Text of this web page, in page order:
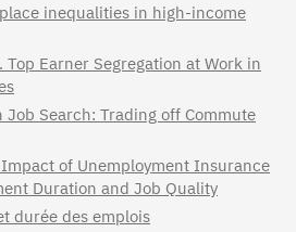
inequalities in high-income
Top Earner Segregation at Work in
Job Search: Trading off Commute
of Unemployment Insurance
Duration and Job Quality
durée des emplois